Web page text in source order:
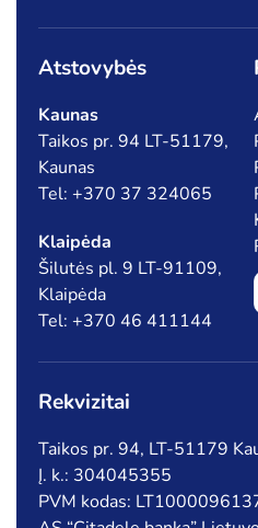
Atstovybės
Kaunas
Taikos pr. 94 LT-51179,
Kaunas
Tel: +370 37 324065
Klaipėda
Šilutės pl. 9 LT-91109,
Klaipėda
Tel: +370 46 411144
Rekvizitai
Taikos pr. 94, LT-51179
Į. k.: 304045355
PVM kodas: